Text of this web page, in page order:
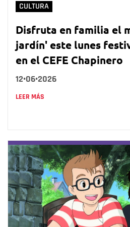
CULTURA
Disfruta en familia el
jardín' este lunes
en el CEFE Chapinero
12•06•2026
LEER MÁS